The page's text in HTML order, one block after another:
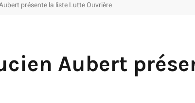
présente la liste Lutte Ouvrière
Aubert